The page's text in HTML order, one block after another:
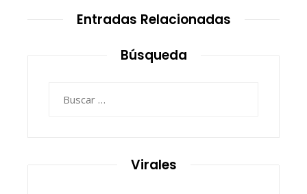
Entradas Relacionadas
Búsqueda
Virales